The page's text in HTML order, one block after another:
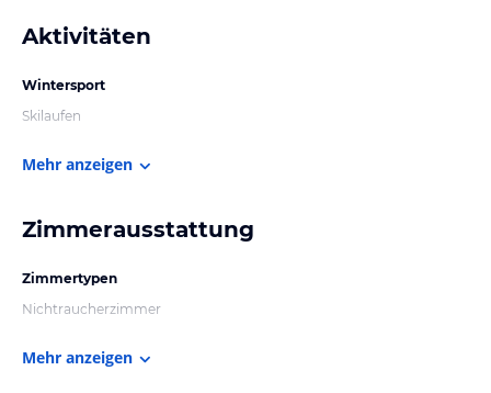
Aktivitäten
Wintersport
Skilaufen
Mehr anzeigen
Zimmerausstattung
Zimmertypen
Nichtraucherzimmer
Mehr anzeigen